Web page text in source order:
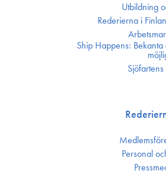
Utbildning
Rederierna i
Ship Happens:
Personal